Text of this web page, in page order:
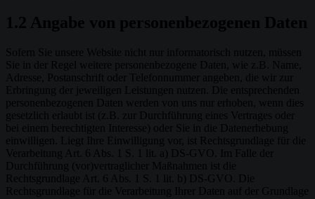
1.2 Angabe von personenbezogenen Daten
Sofern Sie unsere Website nicht nur informatorisch nutzen, müssen
Sie in der Regel weitere personenbezogene Daten, wie z.B. Name,
Adresse, Postanschrift oder Telefonnummer angeben, die wir zur
Erbringung der jeweiligen Leistungen nutzen. Die entsprechenden
personenbezogenen Daten werden von uns nur erhoben, wenn dies
gesetzlich erlaubt ist (z.B. zur Durchführung eines Vertrages oder
bei einem berechtigten Interesse) oder Sie in die Datenerhebung
einwilligen. Liegt Ihre Einwilligung vor, ist Rechtsgrundlage für die
Verarbeitung Art. 6 Abs. 1 S. 1 lit. a) DS-GVO. Im Falle der
Durchführung (vor)vertraglicher Maßnahmen ist die
Rechtsgrundlage Art. 6 Abs. 1 S. 1 lit. b) DS-GVO. Die
Rechtsgrundlage für die Verarbeitung Ihrer Daten auf der Grundlage